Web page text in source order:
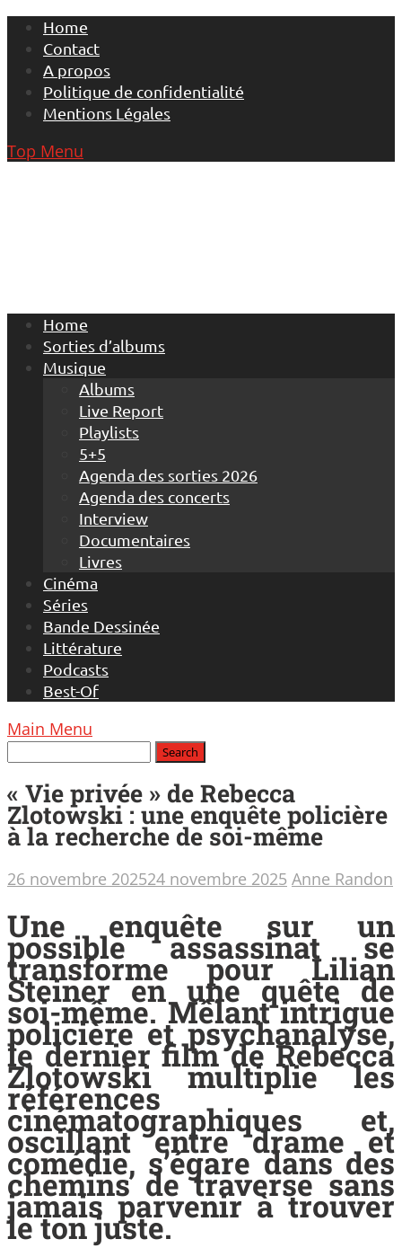
Skip
content
Home
Contact
A propos
Politique de confidentialité
Mentions Légales
Top Menu
Home
Sorties d’albums
Musique
Albums
Live Report
Playlists
5+5
Agenda des sorties 2026
Agenda des concerts
Interview
Documentaires
Livres
Cinéma
Séries
Bande Dessinée
Littérature
Podcasts
Best-Of
Main Menu
« Vie privée » de Rebecca
Zlotowski : une enquête policière
à la recherche de soi-même
26 novembre 202524 novembre 2025 Anne Randon
Une enquête sur un
possible assassinat se
transforme pour Lilian
Steiner en une quête de
soi-même. Mêlant intrigue
policière et psychanalyse,
le dernier film de Rebecca
Zlotowski multiplie les
références
cinématographiques et,
oscillant entre drame et
comédie, s’égare dans des
chemins de traverse sans
jamais parvenir à trouver
le ton juste.